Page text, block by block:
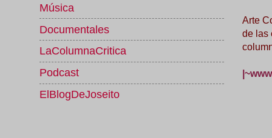
Música
Documentales
LaColumnaCritica
Podcast
ElBlogDeJoseito
Arte
de las